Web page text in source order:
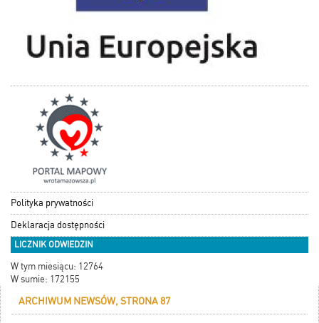
Polityka prywatności
Deklaracja dostępności
LICZNIK ODWIEDZIN
W tym miesiącu: 12764
W sumie: 172155
ARCHIWUM NEWSÓW, STRONA 87